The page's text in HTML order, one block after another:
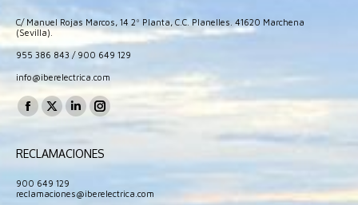
C/ Manuel Rojas Marcos, 14 2º Planta, C.C. Planelles. 41620 Marchena
(Sevilla).
955 386 843 / 900 649 129
info@iberelectrica.com
Encuéntranos en:
Facebook
opens
new
X
opens
new
Linkedin
opens
new
Instagram
opens
new
RECLAMACIONES
900 649 129
reclamaciones@iberelectrica.com